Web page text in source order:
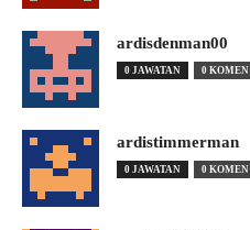
ardisdenman00
0 JAWATAN 0 KOMEN
ardistimmerman
0 JAWATAN 0 KOMEN